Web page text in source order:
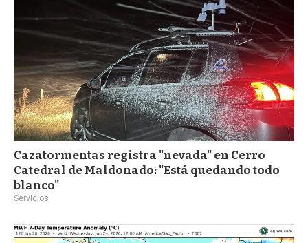
Cazatormentas registra "nevada" en Cerro
Catedral de Maldonado: "Está quedando todo
blanco"
Servicios